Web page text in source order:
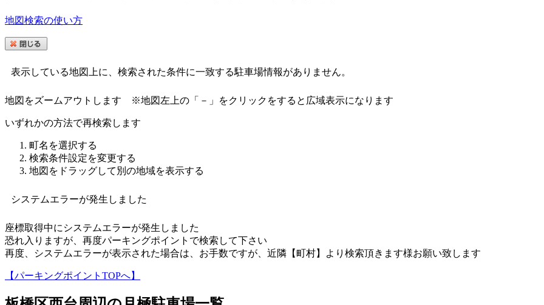
地図検索の使い方
表示している地図上に、検索された条件に一致する駐車場情報がありません。
地図をズームアウトします ※地図左上の「－」をクリックをすると広域表示になります
いずれかの方法で再検索します
町名を選択する
検索条件設定を変更する
地図をドラッグして別の地域を表示する
システムエラーが発生しました
座標取得中にシステムエラーが発生しました
恐れ入りますが、再度パーキングポイントで検索して下さい
再度、システムエラーが表示された場合は、お手数ですが、近隣【町村】より検索頂きます様お願い致します
【パーキングポイントTOPへ】